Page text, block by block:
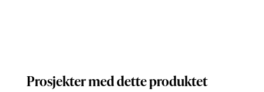
Prosjekter med dette produktet